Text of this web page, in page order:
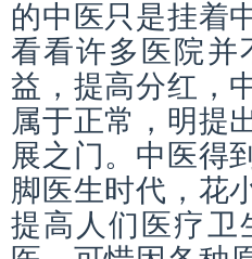
的中医只是挂着
看看许多医院
益，提高分红，
属于正常，明提
展之门。中医得
脚医生时代，花
提高人们医疗